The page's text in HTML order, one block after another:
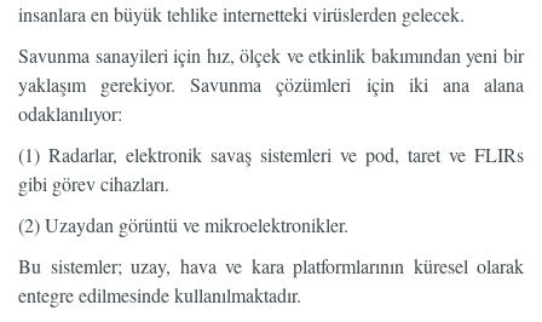
insanlara en büyük tehlike internetteki virüslerden gelecek.
Savunma sanayileri için hız, ölçek ve etkinlik bakımından yeni bir
yaklaşım gerekiyor. Savunma çözümleri için iki ana alana
odaklanılıyor:
(1) Radarlar, elektronik savaş sistemleri ve pod, taret ve FLIRs
gibi görev cihazları.
(2) Uzaydan görüntü ve mikroelektronikler.
Bu sistemler; uzay, hava ve kara platformlarının küresel olarak
entegre edilmesinde kullanılmaktadır.